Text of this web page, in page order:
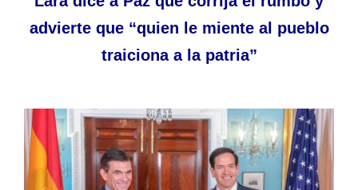
advierte que “quien le miente al pueblo
traiciona a la patria”